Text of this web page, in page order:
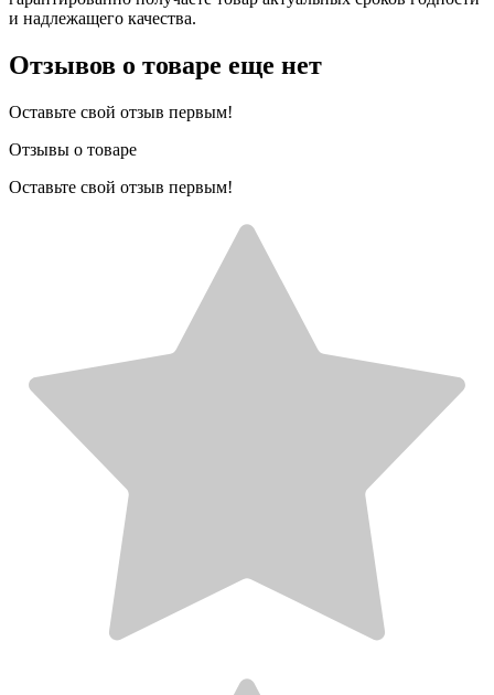
и надлежащего качества.
Отзывов о товаре еще нет
Оставьте свой отзыв первым!
Отзывы о товаре
Оставьте свой отзыв первым!